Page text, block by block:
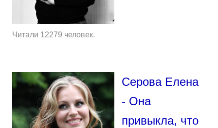
Читали 12279 человек.
Серова Елена
- Она
привыкла, что